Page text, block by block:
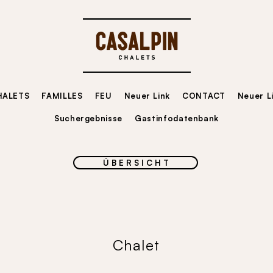
FAMILLES FEU Neuer Link CONTACT Neuer
Suchergebnisse Gastinfodatenbank
Chalet
Ü B E R S I C H T